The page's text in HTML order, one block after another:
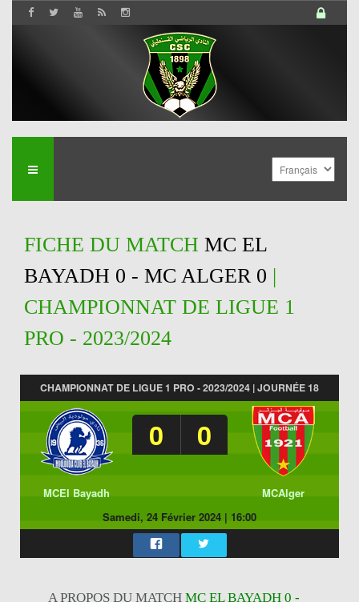
FICHE DU MATCH MC EL
BAYADH 0 - MC ALGER 0 |
CHAMPIONNAT DE LIGUE 1
PRO - 2023/2024
CHAMPIONNAT DE LIGUE 1 PRO - 2023/2024 | JOURNÉE 18
0 0
MCEl Bayadh
MCAlger
Samedi, 24 Février 2024 | 16:00
A PROPOS DU MATCH MC EL BAYADH 0 -